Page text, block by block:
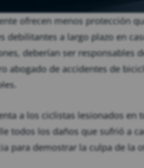
ofrecen menos protección
debilitantes a largo plazo en
deberían ser responsables
abogado de accidentes de
a los ciclistas lesionados en
todos los daños que sufrió a
para demostrar la culpa de la